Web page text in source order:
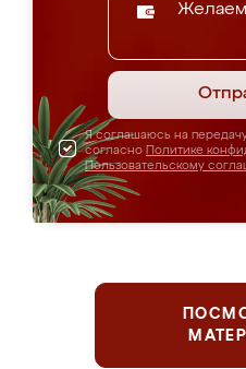
Я соглашаюсь на
согласно Политике
Пользовательскому